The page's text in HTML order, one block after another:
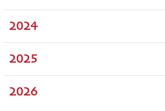
2024
2025
2026